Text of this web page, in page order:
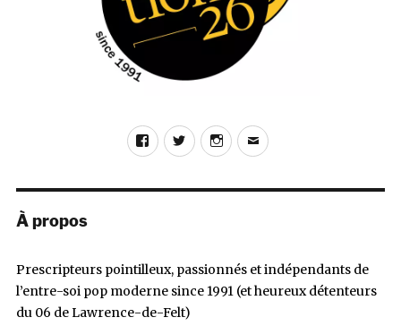
FacebookTwitterInstagram
E-
À propos
Prescripteurs pointilleux, passionnés et indépendants de
l’entre-soi pop moderne since 1991 (et heureux détenteurs
du 06 de Lawrence-de-Felt)